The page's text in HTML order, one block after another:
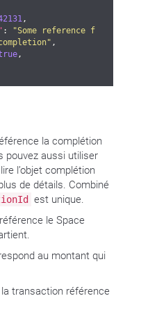
,
:
"Some reference f
,
,
la complétion
pouvez aussi utiliser
l’objet complétion
de détails. Combiné
est unique.
le Space
au montant qui
la transaction référence